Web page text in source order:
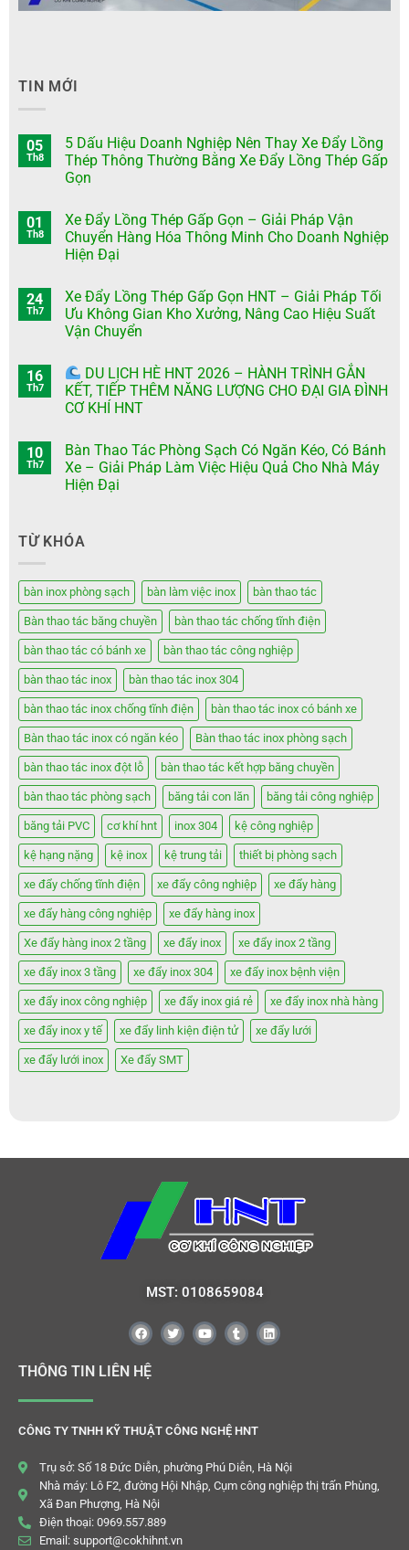
TIN MỚI
05
Th8
5 Dấu Hiệu Doanh Nghiệp Nên Thay Xe Đẩy Lồng
Thép Thông Thường Bằng Xe Đẩy Lồng Thép Gấp
Gọn
01
Th8
Xe Đẩy Lồng Thép Gấp Gọn – Giải Pháp Vận
Chuyển Hàng Hóa Thông Minh Cho Doanh Nghiệp
Hiện Đại
24
Th7
Xe Đẩy Lồng Thép Gấp Gọn HNT – Giải Pháp Tối
Ưu Không Gian Kho Xưởng, Nâng Cao Hiệu Suất
Vận Chuyển
16
Th7
DU LỊCH HÈ HNT 2026 – HÀNH TRÌNH GẮN
KẾT, TIẾP THÊM NĂNG LƯỢNG CHO ĐẠI GIA ĐÌNH
CƠ KHÍ HNT
10
Th7
Bàn Thao Tác Phòng Sạch Có Ngăn Kéo, Có Bánh
Xe – Giải Pháp Làm Việc Hiệu Quả Cho Nhà Máy
Hiện Đại
TỪ KHÓA
bàn inox phòng sạch bàn làm việc inox bàn thao tác
Bàn thao tác băng chuyền bàn thao tác chống tĩnh điện
bàn thao tác có bánh xe bàn thao tác công nghiệp
bàn thao tác inox bàn thao tác inox 304
bàn thao tác inox chống tĩnh điện bàn thao tác inox có bánh xe
Bàn thao tác inox có ngăn kéo Bàn thao tác inox phòng sạch
bàn thao tác inox đột lỗ bàn thao tác kết hợp băng chuyền
bàn thao tác phòng sạch băng tải con lăn băng tải công nghiệp
băng tải PVC cơ khí hnt inox 304 kệ công nghiệp
kệ hạng nặng kệ inox kệ trung tải thiết bị phòng sạch
xe đẩy chống tĩnh điện xe đẩy công nghiệp xe đẩy hàng
xe đẩy hàng công nghiệp xe đẩy hàng inox
Xe đẩy hàng inox 2 tầng xe đẩy inox xe đẩy inox 2 tầng
xe đẩy inox 3 tầng xe đẩy inox 304 xe đẩy inox bệnh viện
xe đẩy inox công nghiệp xe đẩy inox giá rẻ xe đẩy inox nhà hàng
xe đẩy inox y tế xe đẩy linh kiện điện tử xe đẩy lưới
xe đẩy lưới inox Xe đẩy SMT
MST: 0108659084
THÔNG TIN LIÊN HỆ
CÔNG TY TNHH KỸ THUẬT CÔNG NGHỆ HNT
Trụ sở: Số 18 Đức Diễn, phường Phú Diễn, Hà Nội
Nhà máy: Lô F2, đường Hội Nhập, Cụm công nghiệp thị trấn Phùng,
Xã Đan Phượng, Hà Nội
Điện thoại: 0969.557.889
Email: support@cokhihnt.vn